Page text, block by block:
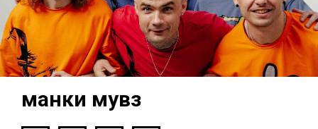
манки мувз